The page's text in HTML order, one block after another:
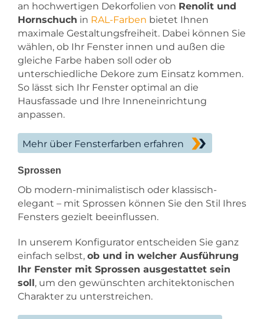
an hochwertigen Dekorfolien von Renolit und
Hornschuch in RAL-Farben bietet Ihnen
maximale Gestaltungsfreiheit. Dabei können Sie
wählen, ob Ihr Fenster innen und außen die
gleiche Farbe haben soll oder ob
unterschiedliche Dekore zum Einsatz kommen.
So lässt sich Ihr Fenster optimal an die
Hausfassade und Ihre Inneneinrichtung
anpassen.
Mehr über Fensterfarben erfahren
Sprossen
Ob modern-minimalistisch oder klassisch-
elegant – mit Sprossen können Sie den Stil Ihres
Fensters gezielt beeinflussen.
In unserem Konfigurator entscheiden Sie ganz
einfach selbst, ob und in welcher Ausführung
Ihr Fenster mit Sprossen ausgestattet sein
soll , um den gewünschten architektonischen
Charakter zu unterstreichen.